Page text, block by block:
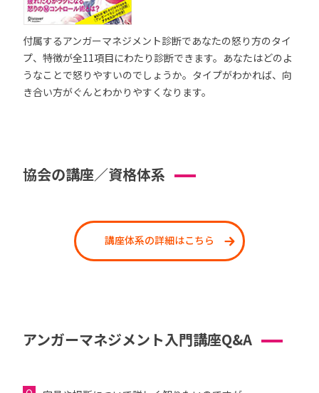
付属するアンガーマネジメント診断であなたの怒り方のタイ
プ、特徴が全11項目にわたり診断できます。あなたはどのよ
うなことで怒りやすいのでしょうか。タイプがわかれば、向
き合い方がぐんとわかりやすくなります。
協会の講座／資格体系
講座体系の詳細はこちら
アンガーマネジメント入門講座Q&A